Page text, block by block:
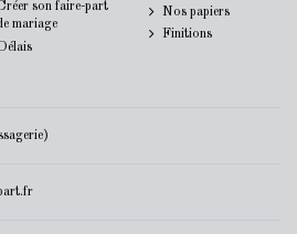
son faire-part
mariage
Nos papiers
Finitions